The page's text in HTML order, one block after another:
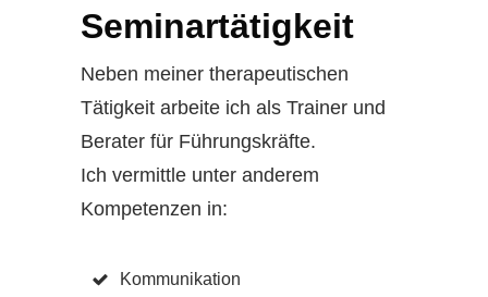
Seminartätigkeit
Neben meiner therapeutischen
Tätigkeit arbeite ich als Trainer und
Berater für Führungskräfte.
Ich vermittle unter anderem
Kompetenzen in:
Kommunikation